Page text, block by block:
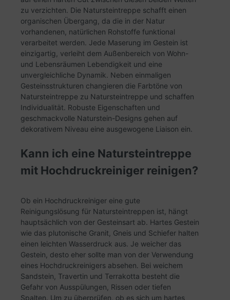
zu verzichten. Die Natursteintreppe schafft einen
organischen Übergang, da die in der Natur
vorhandenen, natürlichen Rohstoffe funktional
verarbeitet werden. Jede Maserung im Gestein ist
einzigartig, verleiht dem Außenbereich von Wohn-
und Lebensräumen Lebendigkeit und eine
unvergleichliche Dynamik. Neben einmaligen
Gesteinsstrukturen changieren die Farbtöne von
Natursteintreppe zu Natursteintreppe und schaffen
Individualität. Robuste Eigenschaften und
geschmackvolle Naturstein-Designs gehen auf
dekorativem Niveau eine ausgewogene Liaison ein.
Kann ich eine Natursteintreppe
mit Hochdruckreiniger reinigen?
Ob ein Hochdruckreiniger eine gute
Reinigungslösung für Natursteintreppen ist, hängt
hauptsächlich von der Gesteinsart ab. Hartes Gestein
wie das plutonische Granit, Gneis und Schiefer halten
einen leichten Wasserdruck aus. Je weicher das
Gestein, desto eher sollte man von der Verwendung
eines Hochdruckreinigers absehen. Bei weichem
Sandstein, Travertin und Terrakotta besteht die
Gefahr von Ausspülungen, Rissen oder tiefen
Spalten. Um zu überprüfen, ob es sich um hartes